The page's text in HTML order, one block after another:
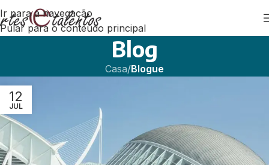
Ir para a navegação
Pular para o conteúdo principal
Blog
Casa/Blogue
12
JUL